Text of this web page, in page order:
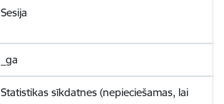
Sesija
_ga
Statistikas sīkdatnes (nepieciešamas, lai